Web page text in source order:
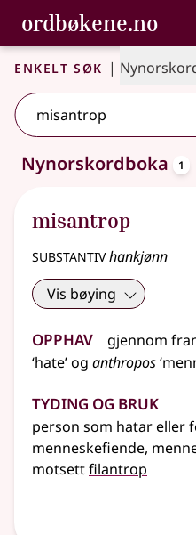
Gå til hovudinnhald
Tilgjenge
ordbøkene.no,
Bokmålsordboka og
Enkelt søk |
Eitt treff.Ytterlegare
Nynorskordboka 1
misantrop
substantivhankjønn
Vis bøying
Opphav gjennom
‘hate’ og anthropos
Tyding og bruk
person som hatar eller
menneskefiende,
motsettfilantrop